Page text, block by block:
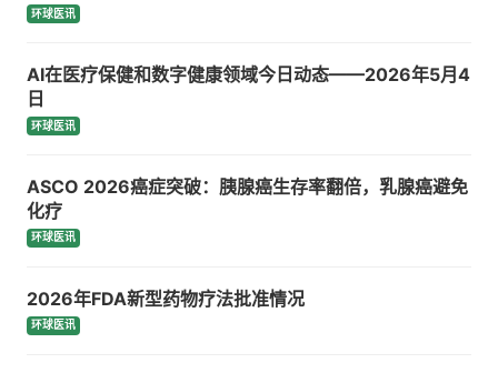
环球医讯
AI在医疗保健和数字健康领域今日动态——2026年5月4
日
环球医讯
ASCO 2026癌症突破：胰腺癌生存率翻倍，乳腺癌避免
化疗
环球医讯
2026年FDA新型药物疗法批准情况
环球医讯